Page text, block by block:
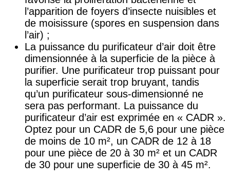
l’apparition de foyers d’insecte nuisibles et
de moisissure (spores en suspension dans
l’air) ;
La puissance du purificateur d’air doit être
dimensionnée à la superficie de la pièce à
purifier. Une purificateur trop puissant pour
la superficie serait trop bruyant, tandis
qu’un purificateur sous-dimensionné ne
sera pas performant. La puissance du
purificateur d’air est exprimée en « CADR ».
Optez pour un CADR de 5,6 pour une pièce
de moins de 10 m², un CADR de 12 à 18
pour une pièce de 20 à 30 m² et un CADR
de 30 pour une superficie de 30 à 45 m².